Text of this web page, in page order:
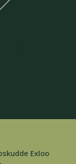
Exloo